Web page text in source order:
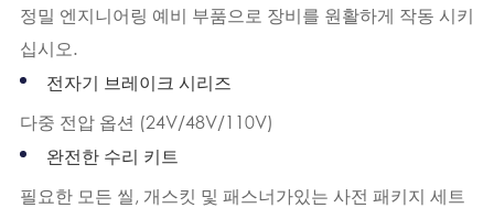
정밀 엔지니어링 예비 부품으로 장비를 원활하게 작동 시키
십시오.
전자기 브레이크 시리즈
다중 전압 옵션 (24V/48V/110V)
완전한 수리 키트
필요한 모든 씰, 개스킷 및 패스너가있는 사전 패키지 세트